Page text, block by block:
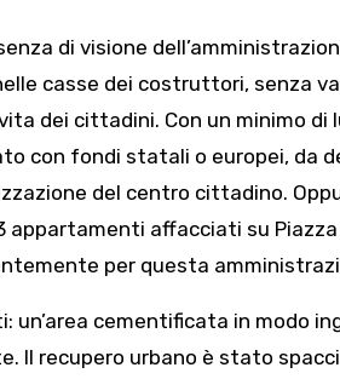
di visione
casse dei costruttori, senza
dei cittadini. Con un minimo di
con fondi statali o europei, da
del centro cittadino.
appartamenti affacciati su
per questa
cementificata in modo
Il recupero urbano è stato